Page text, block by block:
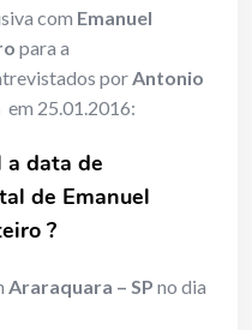
com Emanuel
para a
porAntonio
em 25.01.2016:
a data de
de Emanuel
?
Araraquara – SP no dia